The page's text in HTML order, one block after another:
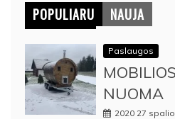
POPULIARU NAUJA
Paslaugos
NUOMA
2020 27 spalio